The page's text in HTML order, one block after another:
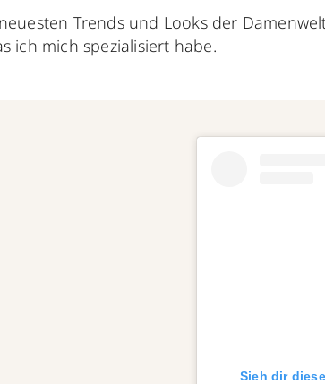
Trends und Looks der
ich mich spezialisiert habe.
Sieh dir